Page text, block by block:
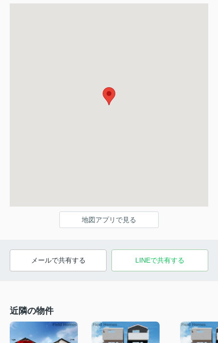
地図アプリで見る
メールで共有する LINEで共有する
近隣の物件